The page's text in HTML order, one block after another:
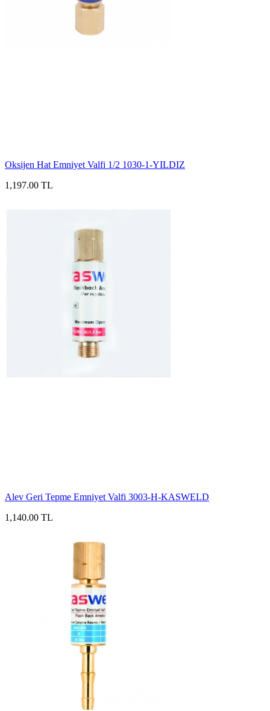
Oksijen Hat Emniyet Valfi 1/2 1030-1-YILDIZ
1,197.00 TL
Alev Geri Tepme Emniyet Valfi 3003-H-KASWELD
1,140.00 TL